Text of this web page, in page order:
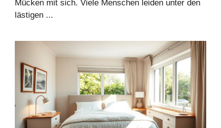
Mücken mit sich. Viele Menschen leiden unter den
lästigen ...